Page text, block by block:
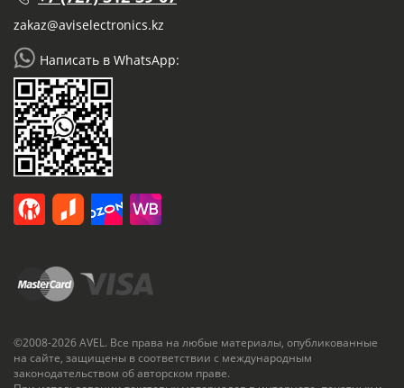
zakaz@aviselectronics.kz
Написать в WhatsApp:
©2008-2026 AVEL. Все права на любые материалы, опубликованные
на сайте, защищены в соответствии с международным
законодательством об авторском праве.